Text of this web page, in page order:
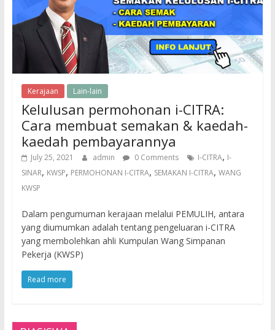
Kerajaan Lain-lain
Kelulusan permohonan i-CITRA:
Cara membuat semakan & kaedah-
kaedah pembayarannya
July 25, 2021 admin 0 Comments I-CITRA, I-
SINAR, KWSP, PERMOHONAN I-CITRA, SEMAKAN I-CITRA, WANG
KWSP
Dalam pengumuman kerajaan melalui PEMULIH, antara
yang diumumkan adalah tentang pengeluaran i-CITRA
yang membolehkan ahli Kumpulan Wang Simpanan
Pekerja (KWSP)
Read more